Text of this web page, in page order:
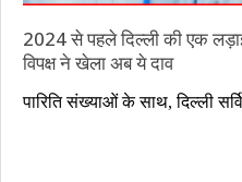
2024 से पहले दिल्ली की एक
विपक्ष ने खेला अब ये दाव
08-
पारिति संख्याओं के साथ, दिल्ली